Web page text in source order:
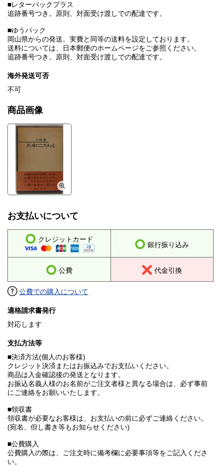
■レターパックプラス
追跡番号つき。原則、対面受け渡しでの配達です。
■ゆうパック
岡山県からの発送。実費と同等の送料を設定しております。
送料については、日本郵便のホームページをご参照ください。
追跡番号つき。原則、対面受け渡しでの配達です。
海外発送可否
不可
商品画像
お支払いについて
クレジットカード
銀行振り込み
公費 代金引換
公費での購入について
適格請求書発行
対応します
支払方法等
■決済方法(個人のお客様)
クレジット決済またはお振込みでお支払いください。
商品は入金確認後の発送となります。
お振込名義人様のお名前がご注文者様と異なる場合は、必ず事前
にご連絡をお願いいたします。
■領収書
領収書が必要なお客様は、お支払いの前に必ずご連絡ください。
(宛名、但し書き等もお知らせください)
■公費購入
公費購入の際は、ご注文時に備考欄に必要事項等をご記入くださ
い。